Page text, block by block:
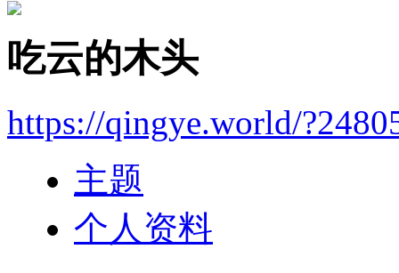
吃云的木头
https://qingye.world/
主题
个人资料